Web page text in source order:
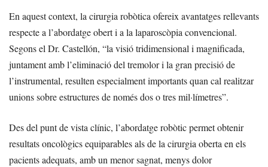
En aquest context, la cirurgia robòtica ofereix avantatges rellevants
respecte a l’abordatge obert i a la laparoscòpia convencional.
Segons el Dr. Castellón, “la visió tridimensional i magnificada,
juntament amb l’eliminació del tremolor i la gran precisió de
l’instrumental, resulten especialment importants quan cal realitzar
unions sobre estructures de només dos o tres mil·límetres”.
Des del punt de vista clínic, l’abordatge robòtic permet obtenir
resultats oncològics equiparables als de la cirurgia oberta en els
pacients adequats, amb un menor sagnat, menys dolor